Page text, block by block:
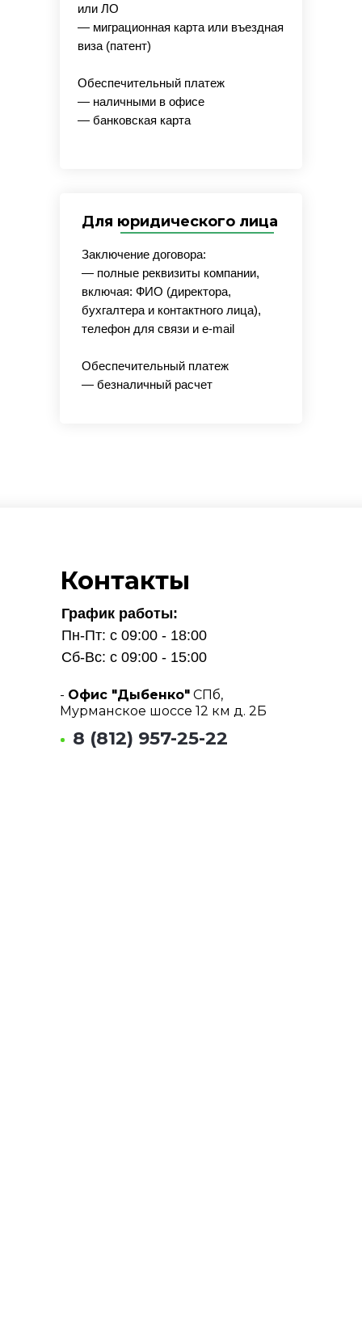
Для юридического лица
или ЛО
— миграционная карта или въездная
виза (патент)
Обеспечительный платеж
— наличными в офисе
— банковская карта
Заключение договора:
— полные реквизиты компании,
включая: ФИО (директора,
бухгалтера и контактного лица),
телефон для связи и e-mail
Обеспечительный платеж
— безналичный расчет
Контакты
График работы:
Пн-Пт: с 09:00 - 18:00
Сб-Вс: с 09:00 - 15:00
- Офис "Дыбенко" СПб,
Мурманское шоссе 12 км д. 2Б
8 (812) 957-25-22